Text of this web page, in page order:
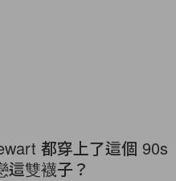
都穿上了這個 90s
這雙襪子？